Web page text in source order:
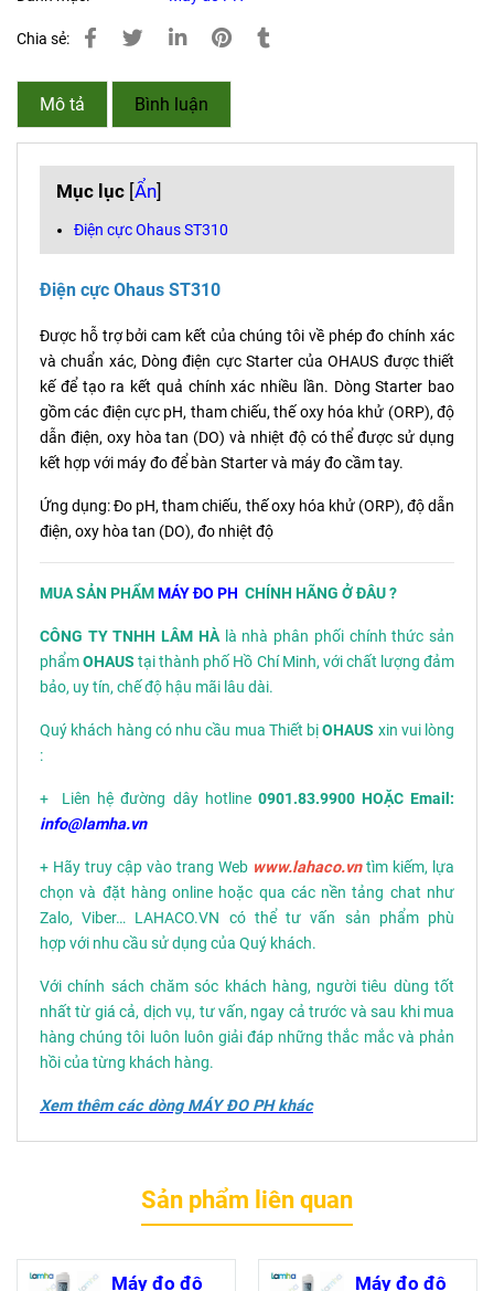
Chia sẻ:
Mô tả Bình luận
Mục lục [Ẩn]
Điện cực Ohaus ST310
Điện cực Ohaus ST310
Được hỗ trợ bởi cam kết của chúng tôi về phép đo chính xác
và chuẩn xác, Dòng điện cực Starter của OHAUS được thiết
kế để tạo ra kết quả chính xác nhiều lần. Dòng Starter bao
gồm các điện cực pH, tham chiếu, thế oxy hóa khử (ORP), độ
dẫn điện, oxy hòa tan (DO) và nhiệt độ có thể được sử dụng
kết hợp với máy đo để bàn Starter và máy đo cầm tay.
Ứng dụng: Đo pH, tham chiếu, thế oxy hóa khử (ORP), độ dẫn
điện, oxy hòa tan (DO), đo nhiệt độ
MUA SẢN PHẨMMÁY ĐO PH CHÍNH HÃNG Ở ĐÂU ?
CÔNG TY TNHH LÂM HÀlà nhà phân phối chính thức sản
phẩmOHAUS tại thành phố Hồ Chí Minh, với chất lượng đảm
bảo, uy tín, chế độ hậu mãi lâu dài.
Quý khách hàng có nhu cầu mua Thiết bịOHAUS xin vui lòng
:
+ Liên hệ đường dây hotline 0901.83.9900 HOẶC Email:
info@lamha.vn
+ Hãy truy cập vào trang Web www.lahaco.vntìm kiếm, lựa
chọn và đặt hàng online hoặc qua các nền tảng chat như
Zalo, Viber… LAHACO.VN có thể tư vấn sản phẩm phù
hợp với nhu cầu sử dụng của Quý khách.
Với chính sách chăm sóc khách hàng, người tiêu dùng tốt
nhất từ giá cả, dịch vụ, tư vấn, ngay cả trước và sau khi mua
hàng chúng tôi luôn luôn giải đáp những thắc mắc và phản
hồi của từng khách hàng.
Xem thêm các dòng MÁY ĐO PH khác
Sản phẩm liên quan
Máy đo độ Máy đo độ